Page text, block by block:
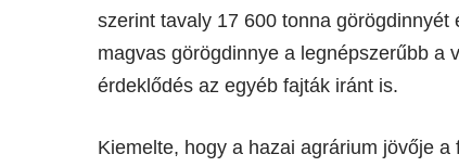
szerint tavaly 17 600 tonna
magvas görögdinnye a legnépszerűbb a
érdeklődés az egyéb fajták iránt is.
Kiemelte, hogy a hazai agrárium jövője